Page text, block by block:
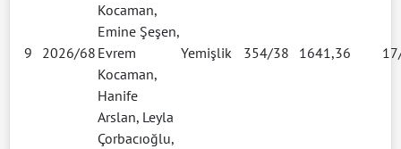
9 2026/68
Kocaman,
Emine Şeşen,
Evrem
Kocaman,
Hanife
Arslan, Leyla
Çorbacıoğlu,
Yemişlik 354/38 1641,36